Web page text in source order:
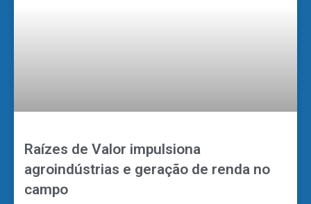
Raízes de Valor impulsiona
agroindústrias e geração de renda no
campo